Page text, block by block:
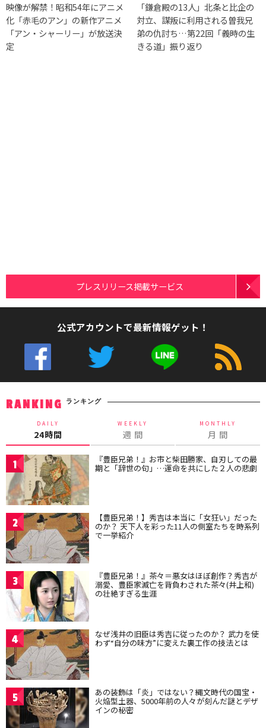
映像が解禁！昭和54年にアニメ
化「赤毛のアン」の新作アニメ
「アン・シャーリー」が放送決
定
「鎌倉殿の13人」北条と比企の
対立、謀叛に利用される曽我兄
弟の仇討ち…第22回「義時の生
きる道」振り返り
プレスリリース掲載サービス
公式アカウントで最新情報ゲット！
RANKING ランキング
DAILY
24時間
WEEKLY
週 間
MONTHLY
月 間
1 『豊臣兄弟！』お市と柴田勝家、自刃しての最
期と「辞世の句」…運命を共にした２人の悲劇
2 【豊臣兄弟！】秀吉は本当に「女狂い」だった
のか？ 天下人を彩った11人の側室たちを時系列
で一挙紹介
3 『豊臣兄弟！』茶々＝悪女はほぼ創作？秀吉が
溺愛、豊臣家滅亡を背負わされた茶々(井上和)
の壮絶すぎる生涯
4 なぜ浅井の旧臣は秀吉に従ったのか？ 武力を使
わず“自分の味方”に変えた裏工作の技法とは
5 あの装飾は「炎」ではない？縄文時代の国宝・
火焔型土器、5000年前の人々が刻んだ謎とデザ
インの秘密